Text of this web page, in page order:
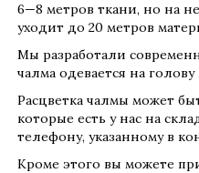
6—8 метров ткани, но на
уходит до 20 метров
Мы разработали
чалма одевается на
Расцветка чалмы может
которые есть у нас на
телефону, указанному в
Кроме этого вы можете